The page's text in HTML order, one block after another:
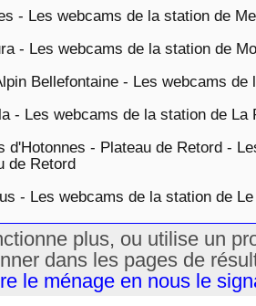
- Les webcams de la station de
- Les webcams de la station de
Bellefontaine - Les webcams
- Les webcams de la station de La
d'Hotonnes - Plateau de Retord -
de Retord
- Les webcams de la station de
plus, ou utilise un
dans les pages de
le ménage en nous le